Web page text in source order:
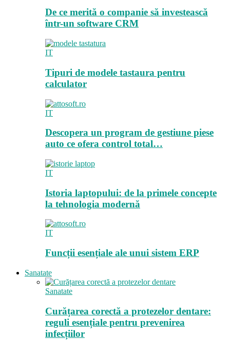
De ce merită o companie să investească
într-un software CRM
IT
Tipuri de modele tastaura pentru
calculator
IT
Descopera un program de gestiune piese
auto ce ofera control total…
IT
Istoria laptopului: de la primele concepte
la tehnologia modernă
IT
Funcții esențiale ale unui sistem ERP
Sanatate
Sanatate
Curățarea corectă a protezelor dentare:
reguli esențiale pentru prevenirea
infecțiilor